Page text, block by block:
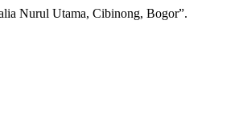
Nurul Utama, Cibinong, Bogor”.